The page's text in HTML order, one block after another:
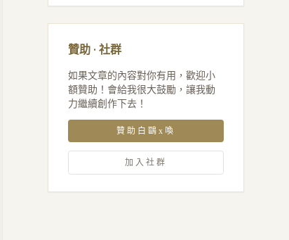
贊助 · 社群
如果文章的內容對你有用，歡迎小
額贊助！會給我很大鼓勵，讓我動
力繼續創作下去！
贊助白鷗x喚
加入社群